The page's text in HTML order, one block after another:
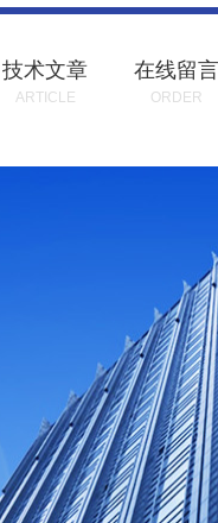
技术文章
ARTICLE
在线留言
ORDER